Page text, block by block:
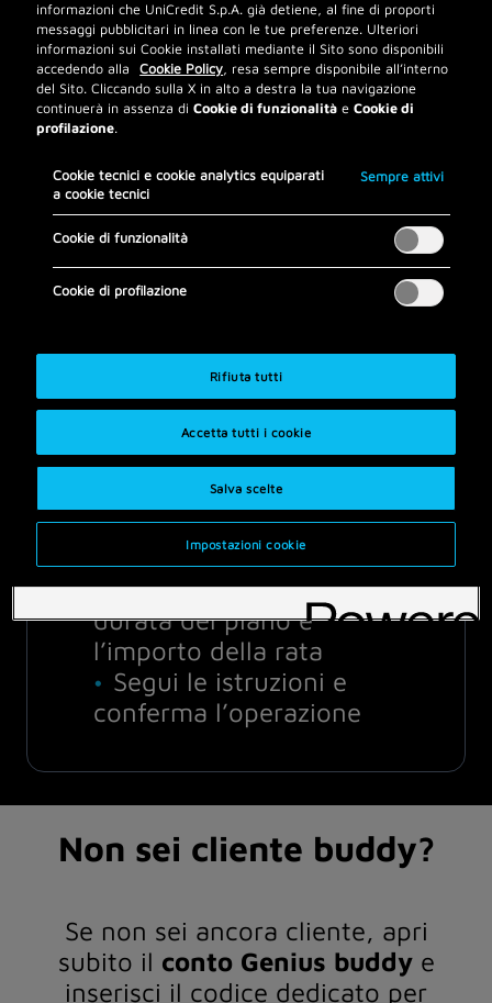
La rateizzazione è
effettuabile:
Accedendo alla tua app
Mobile Banking oppure
app buddy UniCredit, o
ancora accedendo alla
Seleziona la voce carta
di credito che hai usato
per l’acquisto
Seleziona gli
abbonamenti e biglietti
che vuoi rateizzazare
Clicca su Rateizza al
fine di indicare anche la
durata del piano e
l’importo della rata
Segui le istruzioni e
conferma l’operazione
Non sei cliente buddy?
Se non sei ancora cliente, apri
subito il conto Genius buddye
inserisci il codice dedicato per
informazioni che UniCredit S.p.A. già detiene, al fine di proporti
messaggi pubblicitari in linea con le tue preferenze. Ulteriori
informazioni sui Cookie installati mediante il Sito sono disponibili
accedendo alla
Cookie Policy, resa sempre disponibile all’interno
del Sito. Cliccando sulla X in alto a destra la tua navigazione
continuerà in assenza diCookie di funzionalità eCookie di
profilazione.
Cookie tecnici e cookie analytics equiparati
a cookie tecnici
Sempre attivi
Cookie di funzionalità
Cookie di profilazione
Rifiuta tutti
Accetta tutti i cookie
Salva scelte
Impostazioni cookie